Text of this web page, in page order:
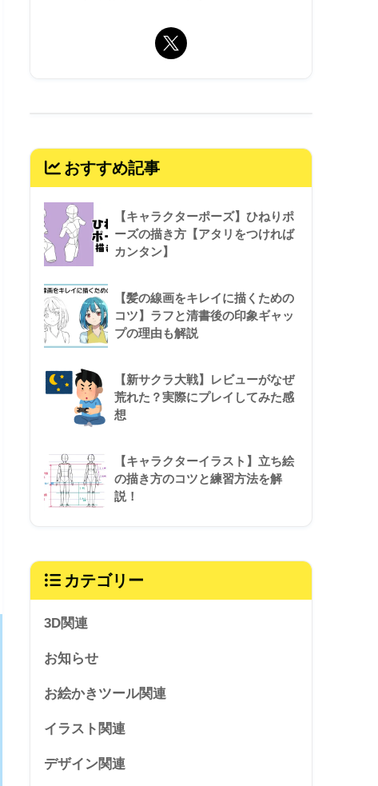
おすすめ記事
【キャラクターポーズ】ひねりポ
ーズの描き方【アタリをつければ
カンタン】
【髪の線画をキレイに描くための
コツ】ラフと清書後の印象ギャッ
プの理由も解説
【新サクラ大戦】レビューがなぜ
荒れた？実際にプレイしてみた感
想
【キャラクターイラスト】立ち絵
の描き方のコツと練習方法を解
説！
カテゴリー
3D関連
お知らせ
お絵かきツール関連
イラスト関連
デザイン関連